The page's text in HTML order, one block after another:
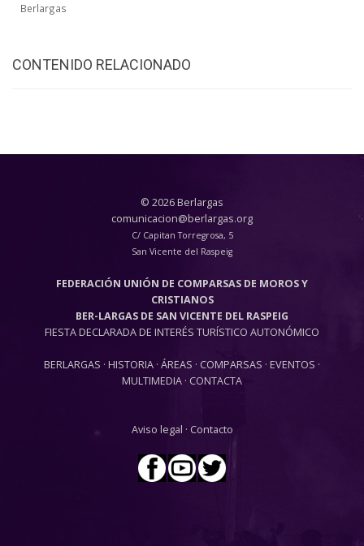
Berlargas
CONTENIDO RELACIONADO
© 2026 Berlargas
comunicacion@berlargas.org
C/ Capitan Torregrosa, 5
San Vicente del Raspeig
FEDERACIÓN UNIÓN DE COMPARSAS DE MOROS Y
CRISTIANOS
BER-LARGAS DE SAN VICENTE DEL RASPEIG
FIESTA DECLARADA DE INTERÉS TURÍSTICO AUTONÓMICO
BERLARGAS · HISTORIA · ÁREAS · COMPARSAS · EVENTOS ·
MULTIMEDIA · CONTACTA
Aviso legal · Contacto